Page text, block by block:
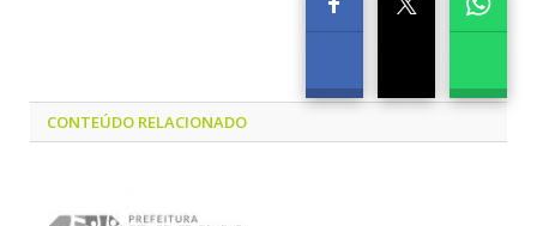
CONTEÚDO RELACIONADO